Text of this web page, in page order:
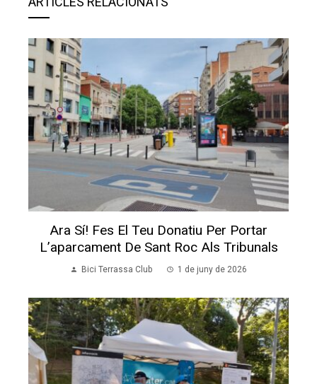
Ara Sí! Fes El Teu Donatiu Per Portar
L’aparcament De Sant Roc Als Tribunals
Bici Terrassa Club 1 de juny de 2026